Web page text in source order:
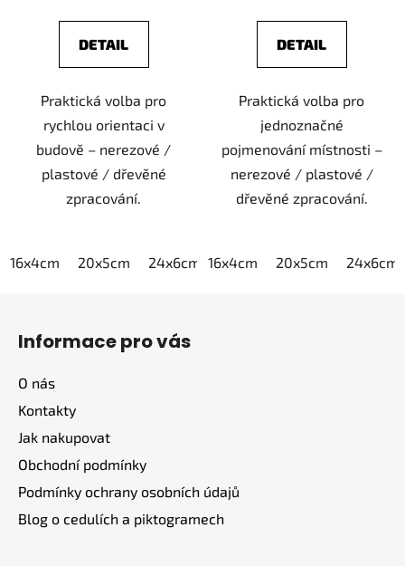
DETAIL
Praktická volba pro
rychlou orientaci v
budově – nerezové /
plastové / dřevěné
zpracování.
16x4cm 20x5cm 24x6cm 30x7,5cm 40x10cm
DETAIL
Praktická volba pro
jednoznačné
pojmenování místnosti –
nerezové / plastové /
dřevěné zpracování.
16x4cm 20x5cm 24x6cm
Informace pro vás
O nás
Kontakty
Jak nakupovat
Obchodní podmínky
Podmínky ochrany osobních údajů
Blog o cedulích a piktogramech